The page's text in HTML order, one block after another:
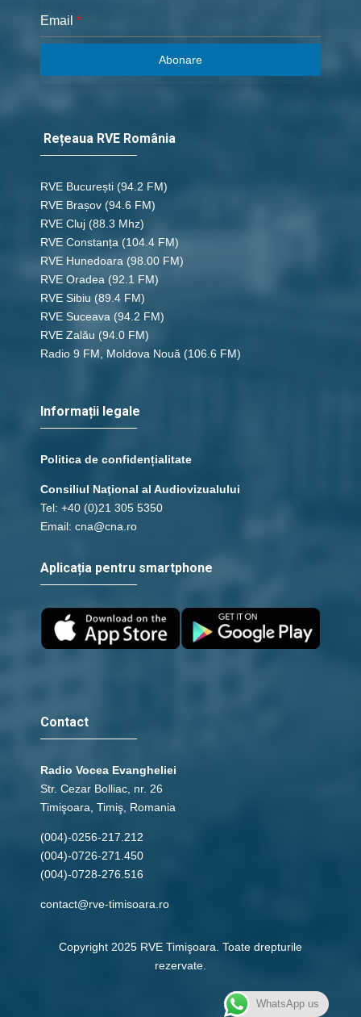
Email *
Abonare
Rețeaua RVE România
RVE București (94.2 FM)
RVE Brașov (94.6 FM)
RVE Cluj (88.3 Mhz)
RVE Constanța (104.4 FM)
RVE Hunedoara (98.00 FM)
RVE Oradea (92.1 FM)
RVE Sibiu (89.4 FM)
RVE Suceava (94.2 FM)
RVE Zalău (94.0 FM)
Radio 9 FM, Moldova Nouă (106.6 FM)
Informații legale
Politica de confidențialitate
Consiliul Naţional al Audiovizualului
Tel: +40 (0)21 305 5350
Email: cna@cna.ro
Aplicația pentru smartphone
Contact
Radio Vocea Evangheliei
Str. Cezar Bolliac, nr. 26
Timişoara, Timiş, Romania
(004)-0256-217.212
(004)-0726-271.450
(004)-0728-276.516
contact@rve-timisoara.ro
Copyright 2025 RVE Timişoara. Toate drepturile
rezervate.
WhatsApp us